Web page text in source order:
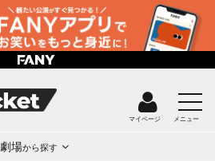
マイページ メニュー
劇場から探す